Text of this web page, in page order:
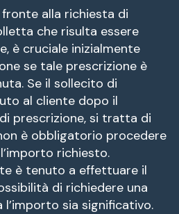
alla richiesta di
che risulta essere
è cruciale inizialmente
se tale prescrizione è
Se il sollecito di
al cliente dopo il
prescrizione, si tratta di
è obbligatorio procedere
richiesto.
è tenuto a effettuare il
di richiedere una
l’importo sia significativo.